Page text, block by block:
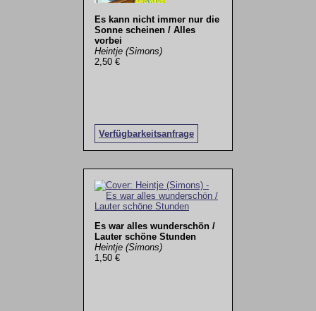
Es kann nicht immer nur die
Sonne scheinen / Alles
vorbei
Heintje (Simons)
2,50 €
Verfügbarkeitsanfrage
Es war alles wunderschön /
Lauter schöne Stunden
Heintje (Simons)
1,50 €